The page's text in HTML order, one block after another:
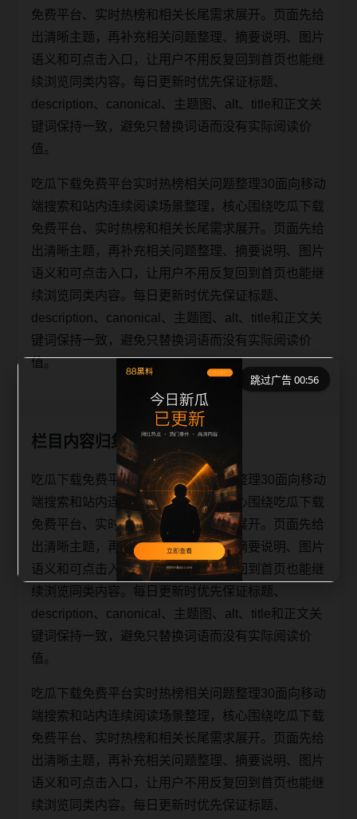
免费平台、实时热榜和相关长尾需求展开。页面先给
出清晰主题，再补充相关问题整理、摘要说明、图片
语义和可点击入口，让用户不用反复回到首页也能继
续浏览同类内容。每日更新时优先保证标题、
description、canonical、主题图、alt、title和正文关
键词保持一致，避免只替换词语而没有实际阅读价
值。
吃瓜下载免费平台实时热榜相关问题整理30面向移动
端搜索和站内连续阅读场景整理，核心围绕吃瓜下载
免费平台、实时热榜和相关长尾需求展开。页面先给
出清晰主题，再补充相关问题整理、摘要说明、图片
语义和可点击入口，让用户不用反复回到首页也能继
续浏览同类内容。每日更新时优先保证标题、
description、canonical、主题图、alt、title和正文关
键词保持一致，避免只替换词语而没有实际阅读价
值。
栏目内容归集
吃瓜下载免费平台实时热榜相关问题整理30面向移动
端搜索和站内连续阅读场景整理，核心围绕吃瓜下载
免费平台、实时热榜和相关长尾需求展开。页面先给
出清晰主题，再补充相关问题整理、摘要说明、图片
语义和可点击入口，让用户不用反复回到首页也能继
续浏览同类内容。每日更新时优先保证标题、
description、canonical、主题图、alt、title和正文关
键词保持一致，避免只替换词语而没有实际阅读价
值。
吃瓜下载免费平台实时热榜相关问题整理30面向移动
端搜索和站内连续阅读场景整理，核心围绕吃瓜下载
免费平台、实时热榜和相关长尾需求展开。页面先给
出清晰主题，再补充相关问题整理、摘要说明、图片
语义和可点击入口，让用户不用反复回到首页也能继
续浏览同类内容。每日更新时优先保证标题、
跳过广告 00:56